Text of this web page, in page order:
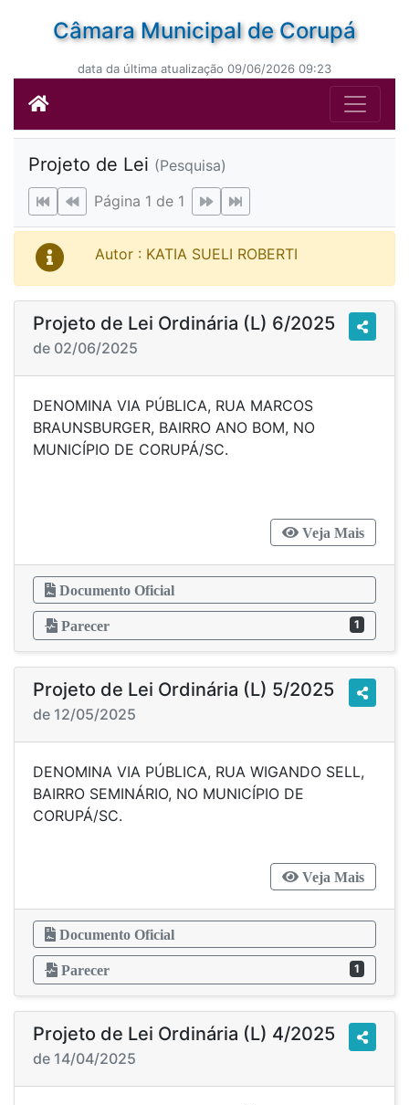
Câmara Municipal de Corupá
data da última atualização 09/06/2026 09:23
Projeto de Lei (Pesquisa)
Página 1 de 1
Autor : KATIA SUELI ROBERTI
Projeto de Lei Ordinária (L) 6/2025
de 02/06/2025
DENOMINA VIA PÚBLICA, RUA MARCOS
BRAUNSBURGER, BAIRRO ANO BOM, NO
MUNICÍPIO DE CORUPÁ/SC.
Veja Mais
Documento Oficial
Parecer 1
Projeto de Lei Ordinária (L) 5/2025
de 12/05/2025
DENOMINA VIA PÚBLICA, RUA WIGANDO SELL,
BAIRRO SEMINÁRIO, NO MUNICÍPIO DE
CORUPÁ/SC.
Veja Mais
Documento Oficial
Parecer 1
Projeto de Lei Ordinária (L) 4/2025
de 14/04/2025